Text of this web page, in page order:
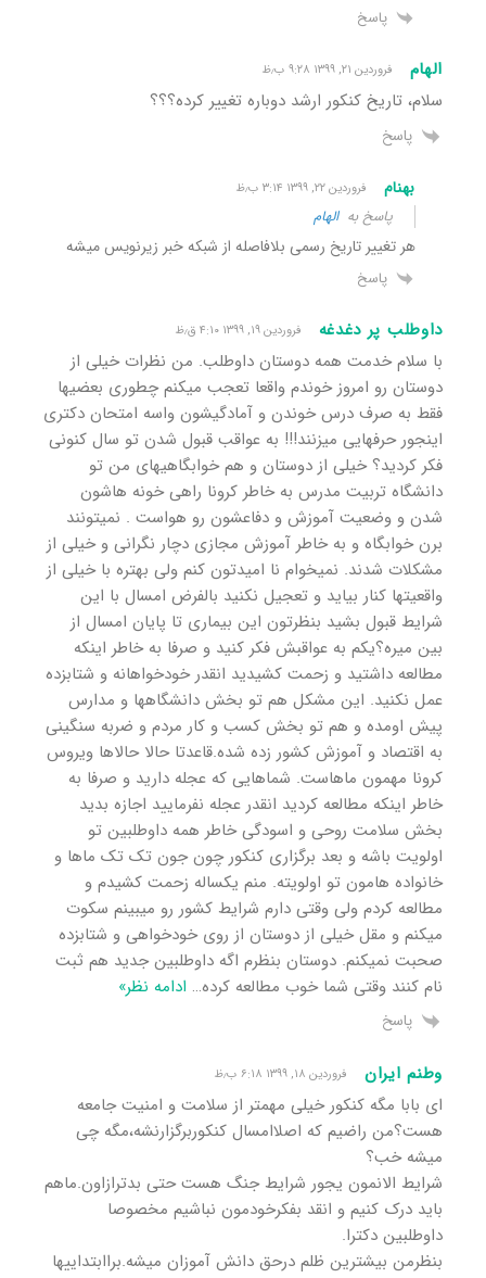
پاسخ
الهام فروردین ۲۱, ۱۳۹۹ ۹:۲۸ ب٫ظ
سلام، تاریخ کنکور ارشد دوباره تغییر کرده؟؟؟
پاسخ
بهنام فروردین ۲۲, ۱۳۹۹ ۳:۱۴ ب٫ظ
پاسخ بهالهام
هر تغییر تاریخ رسمی بلافاصله از شبکه خبر زیرنویس میشه
پاسخ
داوطلب پر دغدغه فروردین ۱۹, ۱۳۹۹ ۴:۱۰ ق٫ظ
با سلام خدمت همه دوستان داوطلب. من نظرات خیلی از
دوستان رو امروز خوندم واقعا تعجب میکنم چطوری بعضیها
فقط به صرف درس خوندن و آمادگیشون واسه امتحان دکتری
اینجور حرفهایی میزنند!!! به عواقب قبول شدن تو سال کنونی
فکر کردید؟ خیلی از دوستان و هم خوابگاهیهای من تو
دانشگاه تربیت مدرس به خاطر کرونا راهی خونه هاشون
شدن و وضعیت آموزش و دفاعشون رو هواست . نمیتونند
برن خوابگاه و به خاطر آموزش مجازی دچار نگرانی و خیلی از
مشکلات شدند. نمیخوام نا امیدتون کنم ولی بهتره با خیلی از
واقعیتها کنار بیاید و تعجیل نکنید بالفرض امسال با این
شرایط قبول بشید بنظرتون این بیماری تا پایان امسال از
بین میره؟یکم به عواقبش فکر کنید و صرفا به خاطر اینکه
مطالعه داشتید و زحمت کشیدید انقدر خودخواهانه و شتابزده
عمل نکنید‌‌. این مشکل هم تو بخش دانشگاهها و مدارس
پیش اومده و هم تو بخش کسب و کار مردم و ضربه سنگینی
به اقتصاد و آموزش کشور زده شده.قاعدتا حالا حالاها ویروس
کرونا مهمون ماهاست. شماهایی که عجله دارید و صرفا به
خاطر اینکه مطالعه کردید انقدر عجله نفرمایید اجازه بدید
بخش سلامت روحی و اسودگی خاطر همه داوطلبین تو
اولویت باشه و بعد برگزاری کنکور چون جون تک تک ماها و
خانواده هامون تو اولویته. منم یکساله زحمت کشیدم و
مطالعه کردم ولی وقتی دارم شرایط کشور رو میبینم سکوت
میکنم و مقل خیلی از دوستان از روی خودخواهی و شتابزده
صحبت نمیکنم. دوستان بنظرم اگه داوطلبین جدید هم ثبت
نام کنند وقتی شما خوب مطالعه کرده… ادامه نظر»
پاسخ
وطنم ایران فروردین ۱۸, ۱۳۹۹ ۶:۱۸ ب٫ظ
ای بابا مگه کنکور خیلی مهمتر از سلامت و امنیت جامعه
هست؟من راضیم که اصلاامسال کنکوربرگزارنشه،مگه چی
میشه خب؟
شرایط الانمون یجور شرایط جنگ هست حتی بدترازاون.ماهم
باید درک کنیم و انقد بفکرخودمون نباشیم مخصوصا
داوطلبین دکترا.
بنظرمن بیشترین ظلم درحق دانش آموزان میشه.براابتداییها